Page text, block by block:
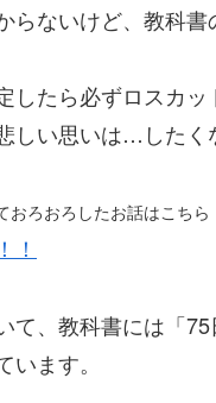
らないけど、教科書
したら必ずロスカ
しい思いは…した
おろおろしたお話はこちら
！
て、教科書には「
ます。